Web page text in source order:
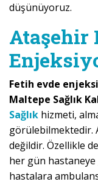
düşünüyoruz.
Ataşehir
Fetih evde
Maltepe Sağlık
Sağlık hizmeti,
görülebilmektedir.
değildir. Özellikle
her gün hastaneye
hastalara